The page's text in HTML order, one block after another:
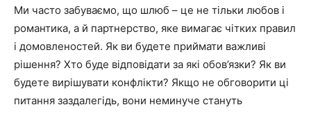
Ми часто забуваємо, що шлюб – це не тільки любов і
романтика, а й партнерство, яке вимагає чітких правил
і домовленостей. Як ви будете приймати важливі
рішення? Хто буде відповідати за які обов’язки? Як ви
будете вирішувати конфлікти? Якщо не обговорити ці
питання заздалегідь, вони неминуче стануть